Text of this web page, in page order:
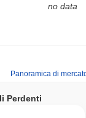
no data
Panoramica di
Perdenti